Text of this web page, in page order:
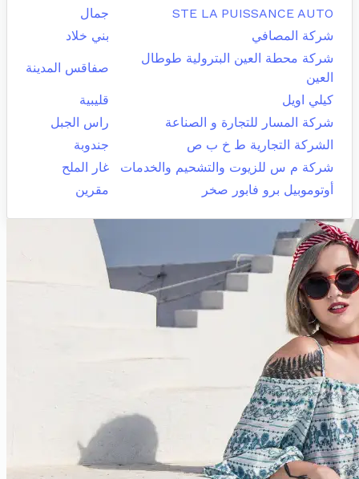
STE LA PUISSANCE AUTO
جمال
شركة المصافي
بني خلاد
شركة محطة العين البترولية طوطال
العين
صفاقس المدينة
كيلي اويل
قليبية
شركة المسار للتجارة و الصناعة
راس الجبل
الشركة التجارية ط خ ب ص
جندوبة
شركة م س للزيوت والتشحيم والخدمات
غار الملح
أوتوموبيل برو فابور صخر
مقرين